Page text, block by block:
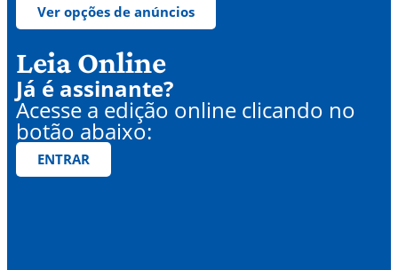
Ver opções de anúncios
Leia Online
Já é assinante?
Acesse a edição online clicando no
botão abaixo:
ENTRAR